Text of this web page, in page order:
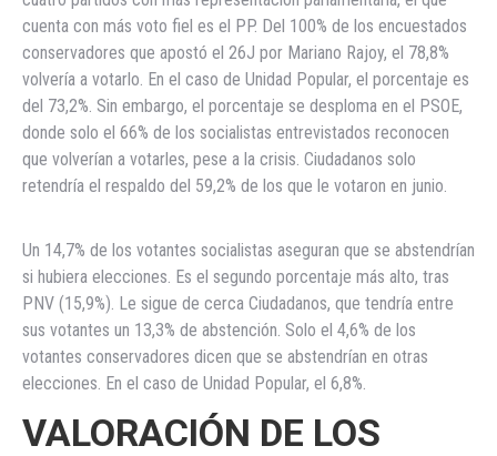
cuenta con más voto fiel es el PP. Del 100% de los encuestados
conservadores que apostó el 26J por Mariano Rajoy, el 78,8%
volvería a votarlo. En el caso de Unidad Popular, el porcentaje es
del 73,2%. Sin embargo, el porcentaje se desploma en el PSOE,
donde solo el 66% de los socialistas entrevistados reconocen
que volverían a votarles, pese a la crisis. Ciudadanos solo
retendría el respaldo del 59,2% de los que le votaron en junio.
Un 14,7% de los votantes socialistas aseguran que se abstendrían
si hubiera elecciones. Es el segundo porcentaje más alto, tras
PNV (15,9%). Le sigue de cerca Ciudadanos, que tendría entre
sus votantes un 13,3% de abstención. Solo el 4,6% de los
votantes conservadores dicen que se abstendrían en otras
elecciones. En el caso de Unidad Popular, el 6,8%.
VALORACIÓN DE LOS